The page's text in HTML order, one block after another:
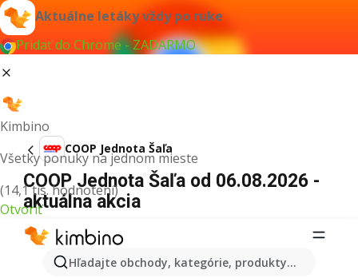
Aktuálne letáky vždy po ruke
Pridať do Chrome - ZADARMO
Kimbino
Všetky ponuky na jednom mieste
(14,1 tis. hodnotení)
Otvoriť
Hľadajte obchody, kategórie, produkty...
COOP Jednota Šaľa
COOP Jednota Šaľa od 06.08.2026 -
aktuálna akcia